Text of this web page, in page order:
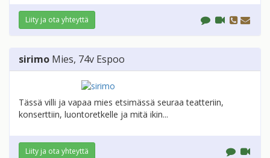
Liity ja ota yhteyttä
sirimo Mies, 74v Espoo
Tässä villi ja vapaa mies etsimässä seuraa teatteriin,
konserttiin, luontoretkelle ja mitä ikin...
Liity ja ota yhteyttä